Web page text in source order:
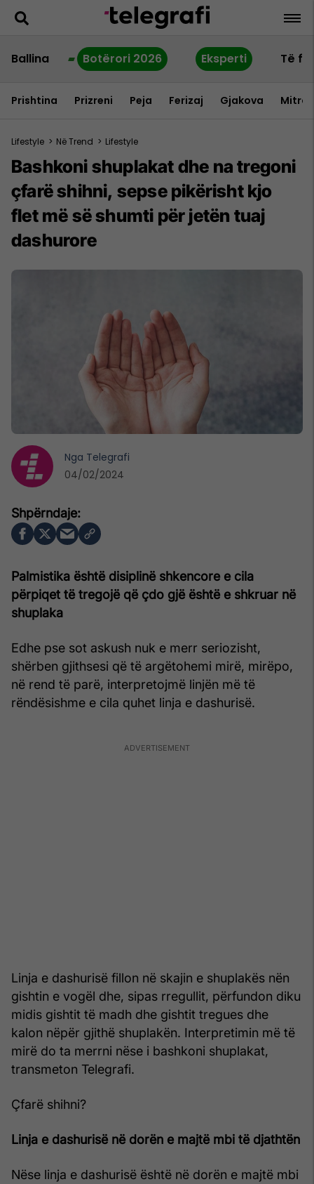
Ballina Botërori 2026 Eksperti Të
Prishtina Prizreni Peja Ferizaj Gjakova
Lifestyle > Në Trend > Lifestyle
Bashkoni shuplakat dhe na tregoni
çfarë shihni, sepse pikërisht kjo
flet më së shumti për jetën tuaj
dashurore
Palmistika është disiplinë shkencore e cila
përpiqet të tregojë që çdo gjë është e shkruar në
shuplaka
Edhe pse sot askush nuk e merr seriozisht,
shërben gjithsesi që të argëtohemi mirë, mirëpo,
në rend të parë, interpretojmë linjën më të
rëndësishme e cila quhet linja e dashurisë.
Linja e dashurisë fillon në skajin e shuplakës nën
gishtin e vogël dhe, sipas rregullit, përfundon diku
midis gishtit të madh dhe gishtit tregues dhe
kalon nëpër gjithë shuplakën. Interpretimin më të
mirë do ta merrni nëse i bashkoni shuplakat,
transmeton Telegrafi.
Çfarë shihni?
Linja e dashurisë në dorën e majtë mbi të djathtën
Nëse linja e dashurisë është në dorën e majtë mbi
Nga Telegrafi
04/02/2024